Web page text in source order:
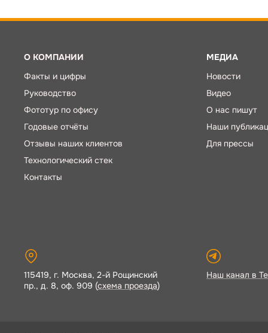
О КОМПАНИИ
Факты и цифры
Руководство
Фототур по офису
Годовые отчёты
Отзывы наших клиентов
Технологический стек
Контакты
МЕДИА
Новости
Видео
О нас пишут
Наши
Для прессы
115419, г. Москва, 2-й Рощинский
пр., д. 8, оф. 909 (схема проезда)
Наш канал в